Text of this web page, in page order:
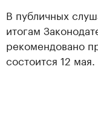
В публичных
итогам
рекомендовано
состоится 12 мая.